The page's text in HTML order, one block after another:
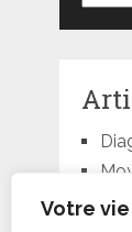
Votre